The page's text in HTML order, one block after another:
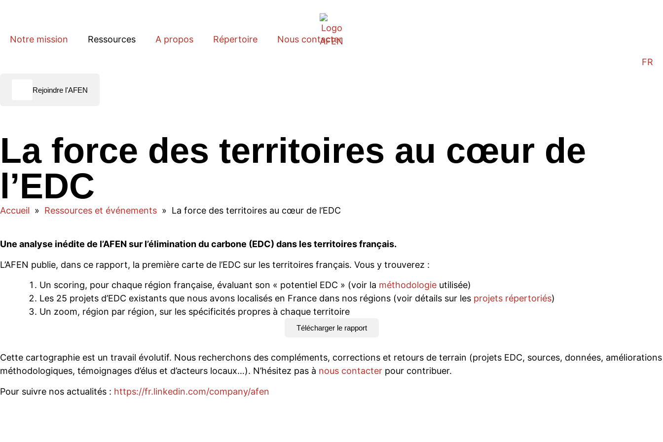
Notre mission Ressources A propos Répertoire Nous contacter
FR
Rejoindre l'AFEN
La force des territoires au cœur de
l’EDC
Accueil » Ressources et événements » La force des territoires au cœur de l’EDC
Une analyse inédite de l’AFEN sur l’élimination du carbone (EDC) dans les territoires français.
L’AFEN publie, dans ce rapport, la première carte de l’EDC sur les territoires français. Vous y trouverez :
Un scoring, pour chaque région française, évaluant son « potentiel EDC » (voir la méthodologie utilisée)
Les 25 projets d’EDC existants que nous avons localisés en France dans nos régions (voir détails sur les projets répertoriés)
Un zoom, région par région, sur les spécificités propres à chaque territoire
Télécharger le rapport
Cette cartographie est un travail évolutif. Nous recherchons des compléments, corrections et retours de terrain (projets EDC, sources, données, améliorations
méthodologiques, témoignages d’élus et d’acteurs locaux…). N’hésitez pas à nous contacter pour contribuer.
Pour suivre nos actualités : https://fr.linkedin.com/company/afen